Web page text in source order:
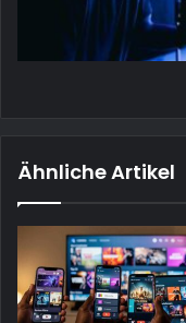
Ähnliche Artikel